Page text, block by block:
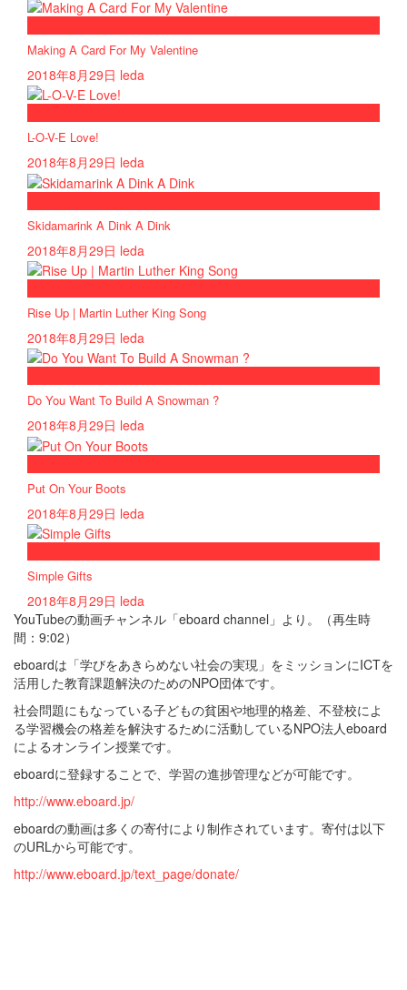
Making A Card For My Valentine
2018年8月29日 leda
L-O-V-E Love!
2018年8月29日 leda
Skidamarink A Dink A Dink
2018年8月29日 leda
Rise Up | Martin Luther King Song
2018年8月29日 leda
Do You Want To Build A Snowman ?
2018年8月29日 leda
Put On Your Boots
2018年8月29日 leda
Simple Gifts
2018年8月29日 leda
YouTubeの動画チャンネル「eboard channel」より。（再生時
間：9:02）
eboardは「学びをあきらめない社会の実現」をミッションにICTを
活用した教育課題解決のためのNPO団体です。
社会問題にもなっている子どもの貧困や地理的格差、不登校によ
る学習機会の格差を解決するために活動しているNPO法人eboard
によるオンライン授業です。
eboardに登録することで、学習の進捗管理などが可能です。
http://www.eboard.jp/
eboardの動画は多くの寄付により制作されています。寄付は以下
のURLから可能です。
http://www.eboard.jp/text_page/donate/